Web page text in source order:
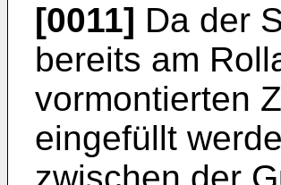
[0011] Da der
bereits am
vormontierten
eingefüllt